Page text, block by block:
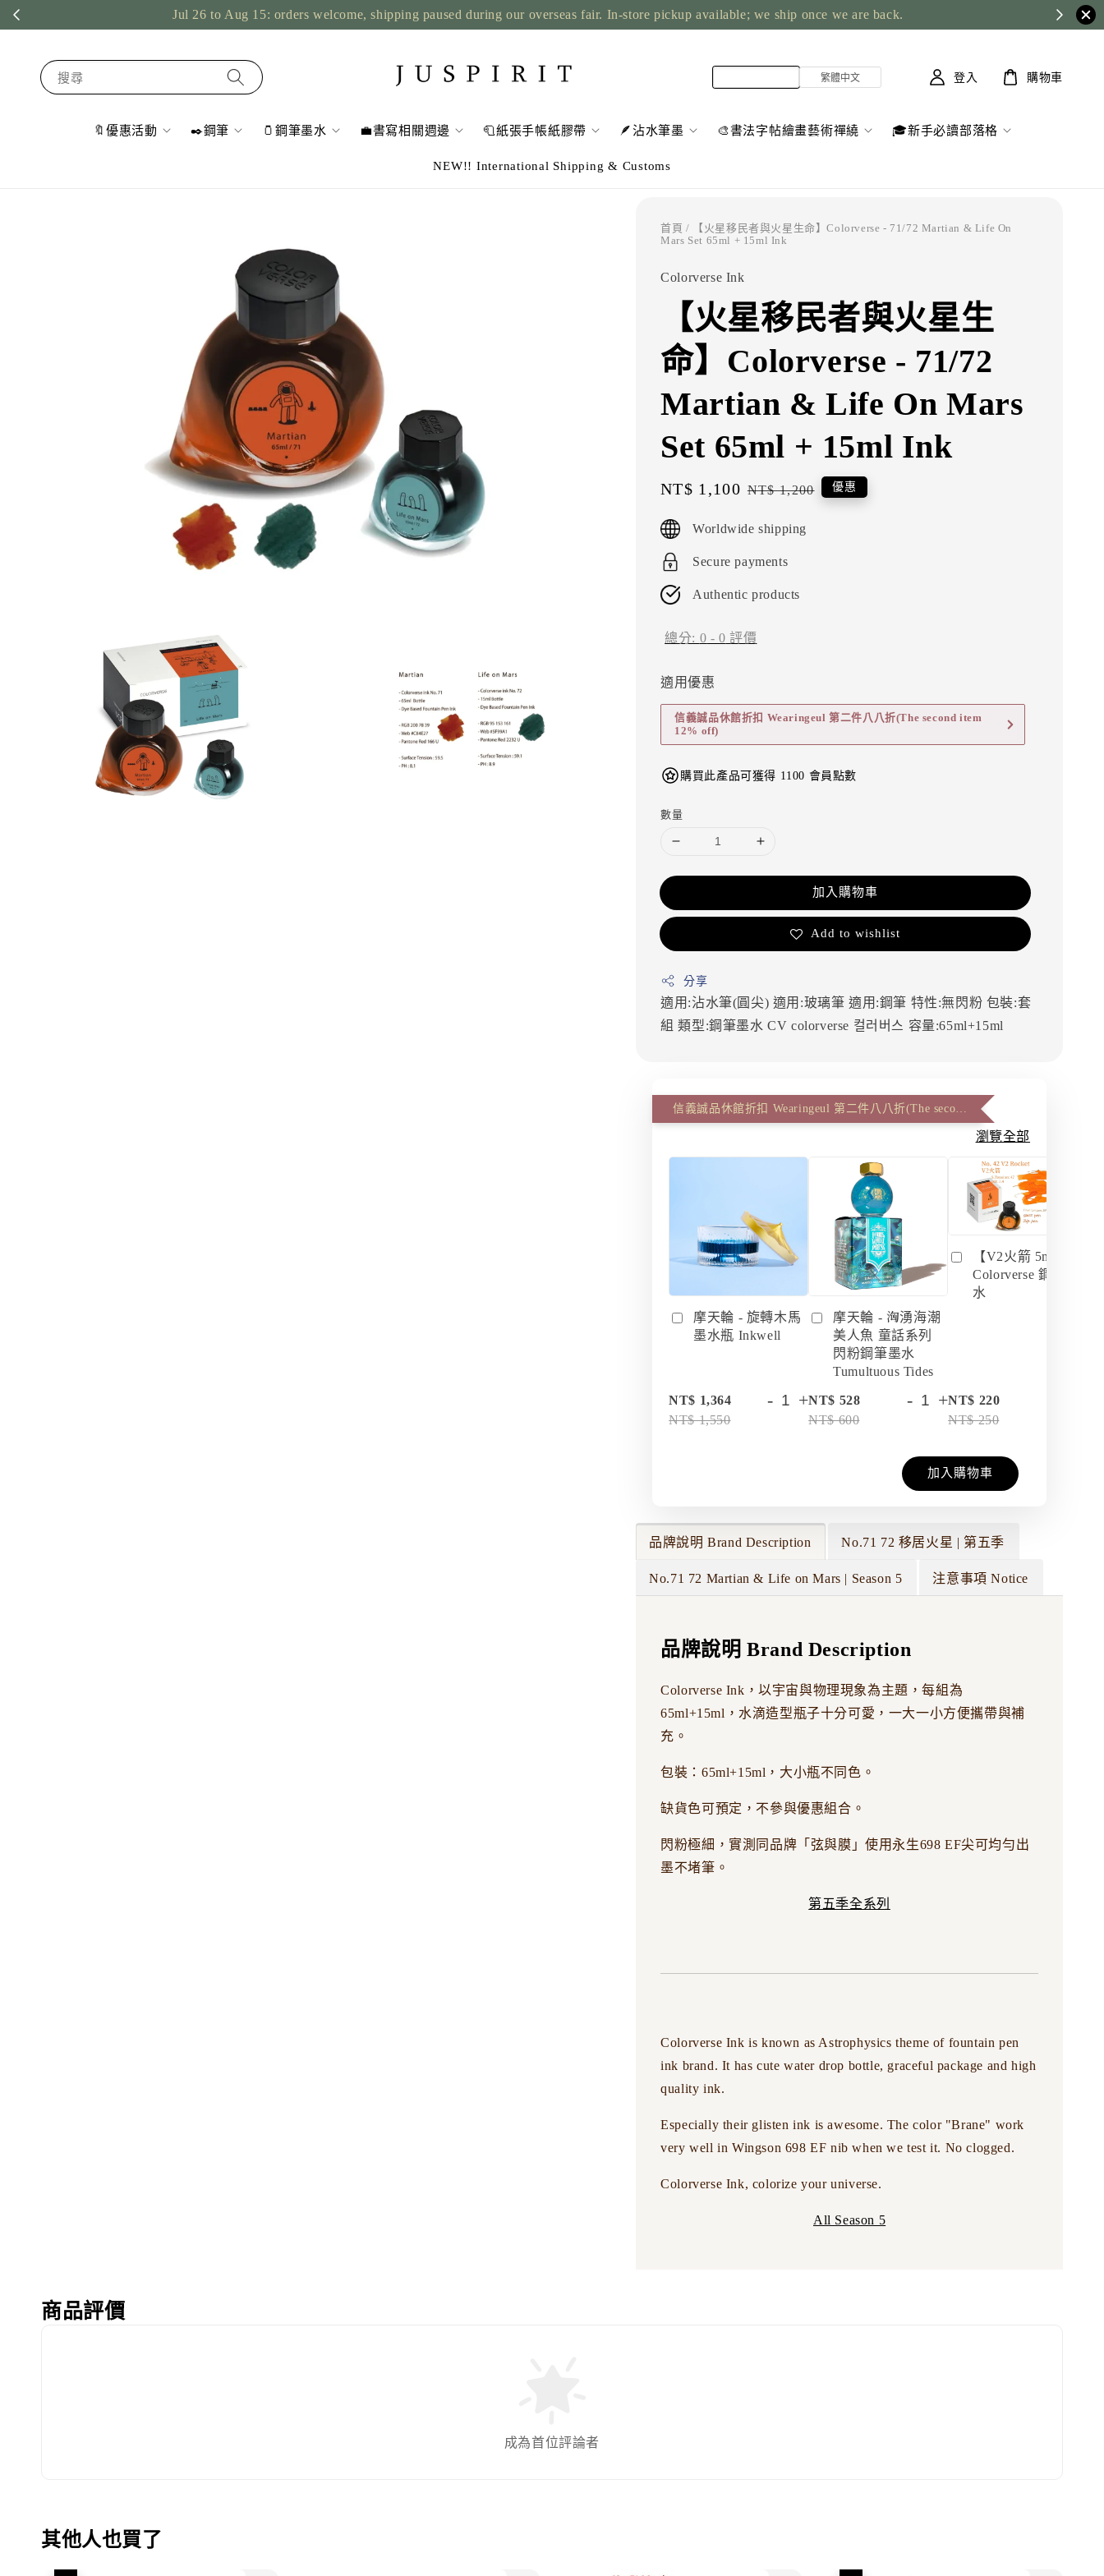
Jul 26 to Aug 15: orders welcome, shipping paused during our overseas fair. In-store pickup available; we ship once we are back.
搜尋
🔖優惠活動 ✒️鋼筆 🫙鋼筆墨水 💼書寫相關週邊 🧻紙張手帳紙膠帶 🪶沾水筆墨 🎨書法字帖繪畫藝術禪繞 🎓新手必讀部落格
NEW!! International Shipping & Customs
登入 購物車
首頁 / 【火星移民者與火星生命】Colorverse - 71/72 Martian & Life On
Mars Set 65ml + 15ml Ink
Colorverse Ink
【火星移民者與火星生
命】Colorverse - 71/72
Martian & Life On Mars
Set 65ml + 15ml Ink
Sale
NT$ 1,100 Regular
NT$ 1,200 優惠
Worldwide shipping
Secure payments
Authentic products
總分: 0 -0 評價
適用優惠
信義誠品休館折扣 Wearingeul 第二件八八折(The second item
12% off)
購買此產品可獲得 1100 會員點數
數量
加入購物車
Add to wishlist
分享
適用:沾水筆(圓尖) 適用:玻璃筆 適用:鋼筆 特性:無閃粉 包裝:套
組類型:鋼筆墨水CVcolorverse 컬러버스 容量:65ml+15ml
瀏覽全部
摩天輪 - 旋轉木馬
墨水瓶 Inkwell
NT$ 1,364
NT$ 1,550
- +
摩天輪 - 洶湧海潮
美人魚 童話系列
閃粉鋼筆墨水
Tumultuous Tides
NT$ 528
NT$ 600
- +
【V2火箭 5ml】
Colorverse 鋼筆墨
水
NT$ 220
NT$ 250
加入購物車
品牌說明 Brand Description No.71 72 移居火星 | 第五季
No.71 72 Martian & Life on Mars | Season 5 注意事項 Notice
品牌說明 Brand Description
Colorverse Ink，以宇宙與物理現象為主題，每組為
65ml+15ml，水滴造型瓶子十分可愛，一大一小方便攜帶與補
充。
包裝：65ml+15ml，大小瓶不同色。
缺貨色可預定，不參與優惠組合。
閃粉極細，實測同品牌「弦與膜」使用永生698 EF尖可均勻出
墨不堵筆。
第五季全系列
Colorverse Ink is known as Astrophysics theme of fountain pen
ink brand. It has cute water drop bottle, graceful package and high
quality ink.
Especially their glisten ink is awesome. The color "Brane" work
very well in Wingson 698 EF nib when we test it. No clogged.
Colorverse Ink, colorize your universe.
All Season 5
商品評價
成為首位評論者
其他人也買了